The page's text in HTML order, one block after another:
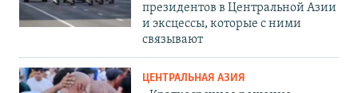
президентов в Центральной Азии
и эксцессы, которые с ними
связывают
ЦЕНТРАЛЬНАЯ АЗИЯ